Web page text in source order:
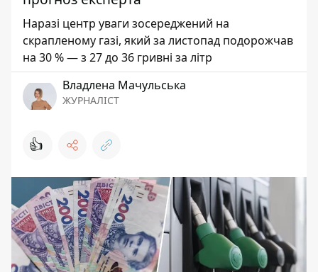
Наразі центр уваги зосереджений на
скрапленому газі, який за листопад подорожчав
на 30 % — з 27 до 36 гривні за літр
Владлена Мачульська
ЖУРНАЛІСТ
👍